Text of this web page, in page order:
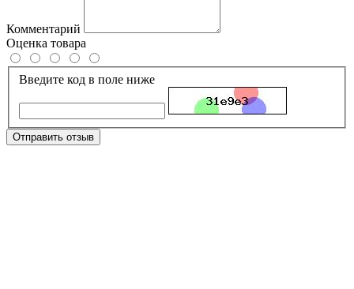
Комментарий
Оценка товара
Введите код в поле ниже
Отправить отзыв